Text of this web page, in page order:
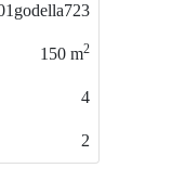
400m2
9
5